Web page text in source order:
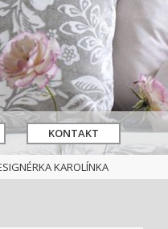
KONTAKT
KAROLÍNKA